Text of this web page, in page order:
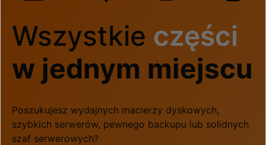
Wszystkie części
w jednym miejscu
Poszukujesz wydajnych macierzy dyskowych,
szybkich serwerów, pewnego backupu lub solidnych
szaf serwerowych?